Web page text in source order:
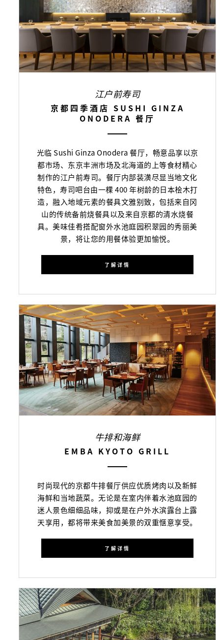
江户前寿司
京都四季酒店 SUSHI GINZA
ONODERA 餐厅
光临 Sushi Ginza Onodera 餐厅，畅意品享以京
都市场、东京丰洲市场及北海道的上等食材精心
制作的江户前寿司。餐厅内部装潢尽显当地文化
特色，寿司吧台由一棵 400 年树龄的日本桧木打
造，融入地域元素的餐具文雅别致，包括来自冈
山的传统备前烧餐具以及来自京都的清水烧餐
具。美味佳肴搭配窗外水池庭园积翠园的秀丽美
景，将让您的用餐体验更加愉悦。
了解详情
牛排和海鲜
EMBA KYOTO GRILL
时尚现代的京都牛排餐厅供应优质烤肉以及新鲜
海鲜和当地蔬菜。无论是在室内伴着水池庭园的
迷人景色细细品味，抑或是在户外水滨露台上露
天享用，都将带来美食加美景的双重惬意享受。
了解详情